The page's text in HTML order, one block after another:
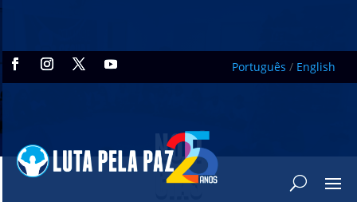
Português / English
NOTÍ
CIAS